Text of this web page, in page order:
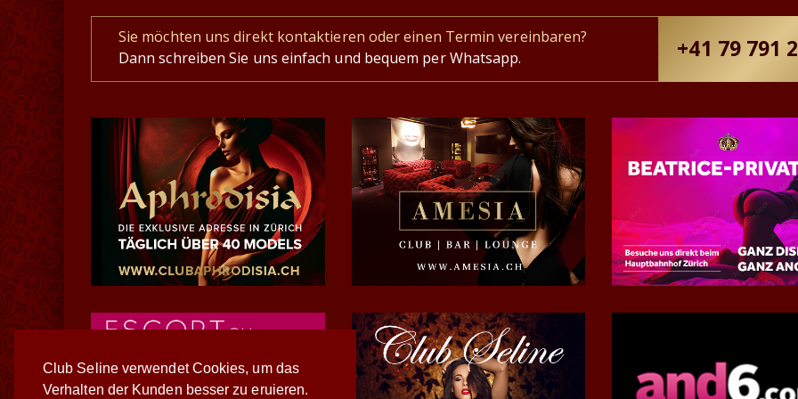
Club Seline verwendet Cookies, um das
Verhalten der Kunden besser zu eruieren.
Sie möchten uns direkt kontaktieren oder einen Termin vereinbaren?
Dann schreiben Sie uns einfach und bequem per Whatsapp.
+41 79 791